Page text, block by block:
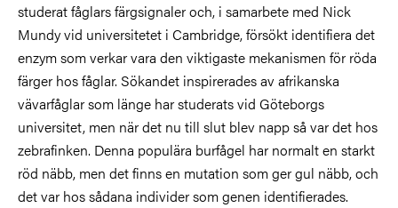
studerat fåglars färgsignaler och, i samarbete med Nick
Mundy vid universitetet i Cambridge, försökt identifiera det
enzym som verkar vara den viktigaste mekanismen för röda
färger hos fåglar. Sökandet inspirerades av afrikanska
vävarfåglar som länge har studerats vid Göteborgs
universitet, men när det nu till slut blev napp så var det hos
zebrafinken. Denna populära burfågel har normalt en starkt
röd näbb, men det finns en mutation som ger gul näbb, och
det var hos sådana individer som genen identifierades.